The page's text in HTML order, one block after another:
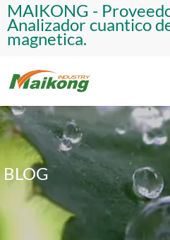
​MAIKONG -
Analizador cuantico
magnetica.​
BLOG